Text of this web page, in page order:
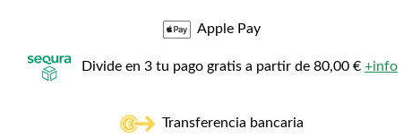
Apple Pay
Divide en 3 tu pago gratis a partir de 80,00 € +info
Transferencia bancaria